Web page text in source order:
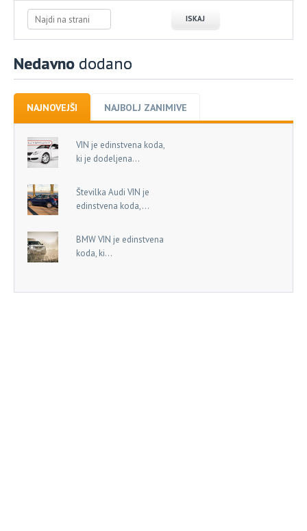
Nedavno dodano
NAJNOVEJŠI NAJBOLJ ZANIMIVE
VIN je edinstvena koda,
ki je dodeljena...
Številka Audi VIN je
edinstvena koda,...
BMW VIN je edinstvena
koda, ki...